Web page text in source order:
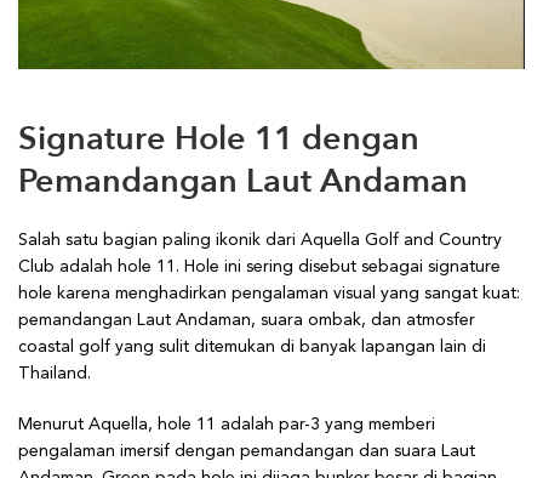
Signature Hole 11 dengan
Pemandangan Laut Andaman
Salah satu bagian paling ikonik dari Aquella Golf and Country
Club adalah hole 11. Hole ini sering disebut sebagai signature
hole karena menghadirkan pengalaman visual yang sangat kuat:
pemandangan Laut Andaman, suara ombak, dan atmosfer
coastal golf yang sulit ditemukan di banyak lapangan lain di
Thailand.
Menurut Aquella, hole 11 adalah par-3 yang memberi
pengalaman imersif dengan pemandangan dan suara Laut